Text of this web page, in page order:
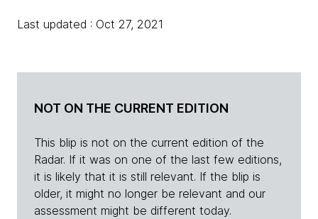
Last updated : Oct 27, 2021
NOT ON THE CURRENT EDITION
This blip is not on the current edition of the
Radar. If it was on one of the last few editions,
it is likely that it is still relevant. If the blip is
older, it might no longer be relevant and our
assessment might be different today.